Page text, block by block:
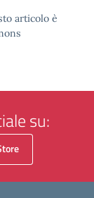
articolo è
su: